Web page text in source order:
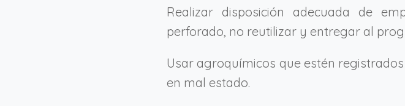
Realizar disposición adecuada de
perforado, no reutilizar y entregar al
Usar agroquímicos que estén
en mal estado.